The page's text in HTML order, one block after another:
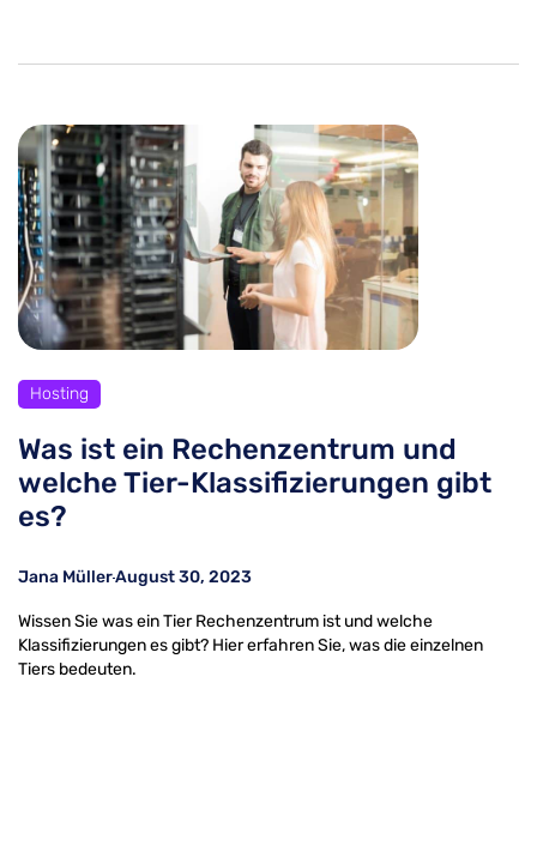
Hosting
Was ist ein Rechenzentrum und
welche Tier-Klassifizierungen gibt
es?
Jana MüllerAugust 30, 2023
Wissen Sie was ein Tier Rechenzentrum ist und welche
Klassifizierungen es gibt? Hier erfahren Sie, was die einzelnen
Tiers bedeuten.